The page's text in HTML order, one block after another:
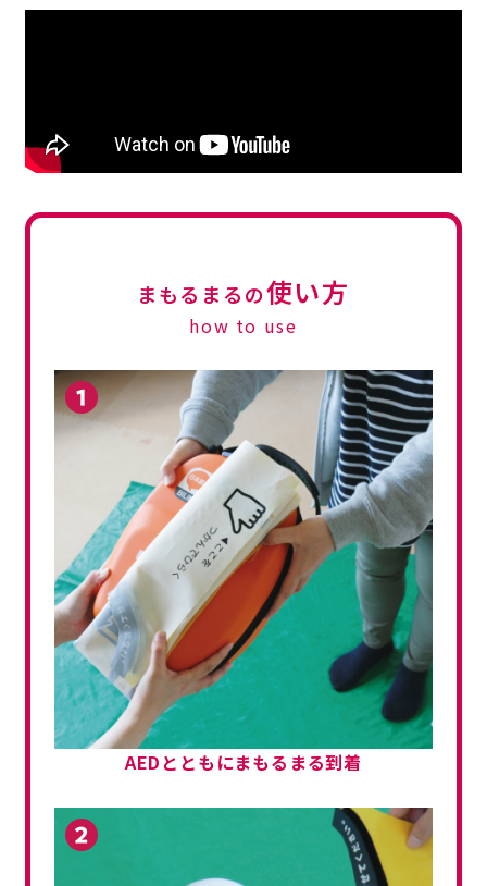
まもるまるの使い方
how to use
AEDとともにまもるまる到着